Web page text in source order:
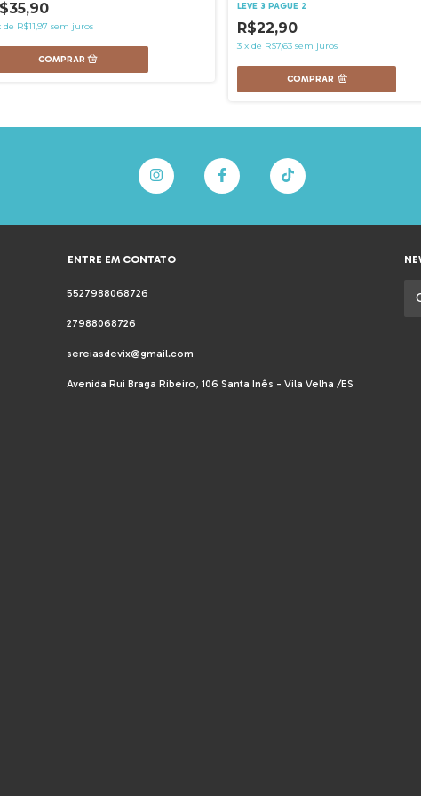
de R$11,97 sem juros
LEVE 3 PAGUE 2
R$22,90
3 x de R$7,63 sem juros
COMPRAR
ENTRE EM CONTATO
5527988068726
27988068726
sereiasdevix@gmail.com
Avenida Rui Braga Ribeiro, 106 Santa Inês - Vila Velha /ES